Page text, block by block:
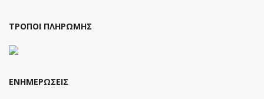
ΤΡΟΠΟΙ ΠΛΗΡΩΜΗΣ
ΕΝΗΜΕΡΩΣΕΙΣ